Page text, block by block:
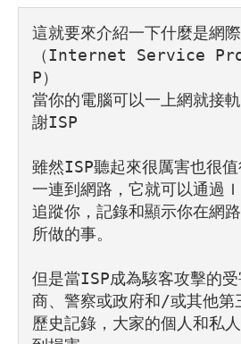
這就要來介紹一下什麼是網
（Internet Service
P）
當你的電腦可以一上網就接
謝ISP
雖然ISP聽起來很厲害也很
一連到網路，它就可以通過
追蹤你，記錄和顯示你在網
所做的事。
但是當ISP成為駭客攻擊的
商、警察或政府和/或其他第
歷史記錄，大家的個人和私